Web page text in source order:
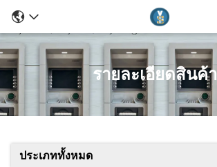
รายละเอียดสินค้า
ประเภททั้งหมด